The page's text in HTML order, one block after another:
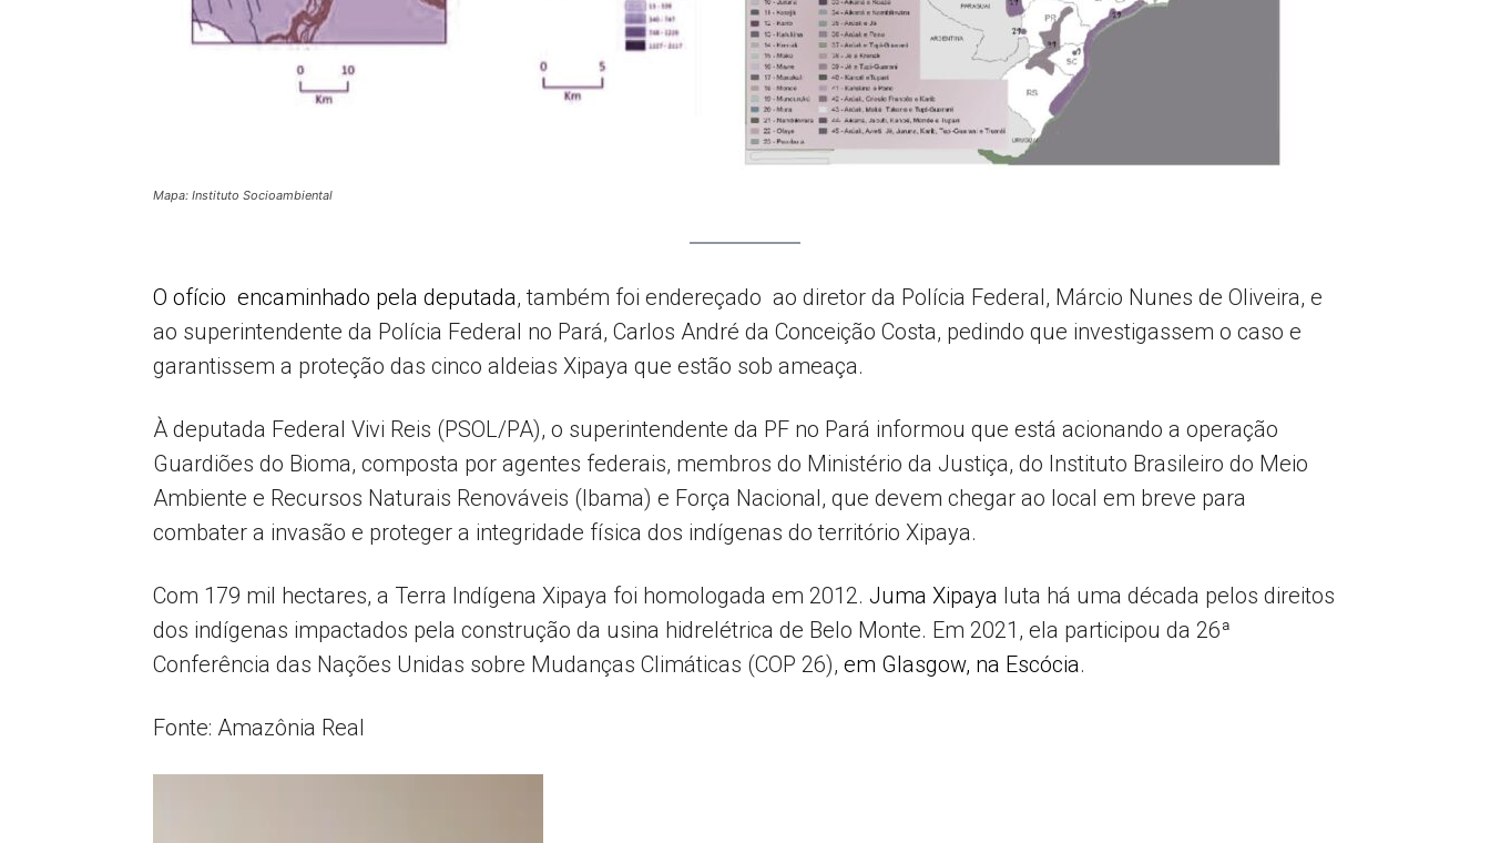
Mapa: Instituto Socioambiental
O ofício encaminhado pela deputada, também foi endereçado ao diretor da Polícia Federal, Márcio Nunes de Oliveira, e
ao superintendente da Polícia Federal no Pará, Carlos André da Conceição Costa, pedindo que investigassem o caso e
garantissem a proteção das cinco aldeias Xipaya que estão sob ameaça.
À deputada Federal Vivi Reis (PSOL/PA), o superintendente da PF no Pará informou que está acionando a operação
Guardiões do Bioma, composta por agentes federais, membros do Ministério da Justiça, do Instituto Brasileiro do Meio
Ambiente e Recursos Naturais Renováveis (Ibama) e Força Nacional, que devem chegar ao local em breve para
combater a invasão e proteger a integridade física dos indígenas do território Xipaya.
Com 179 mil hectares, a Terra Indígena Xipaya foi homologada em 2012. Juma Xipaya luta há uma década pelos direitos
dos indígenas impactados pela construção da usina hidrelétrica de Belo Monte. Em 2021, ela participou da 26ª
Conferência das Nações Unidas sobre Mudanças Climáticas (COP 26), em Glasgow, na Escócia.
Fonte: Amazônia Real